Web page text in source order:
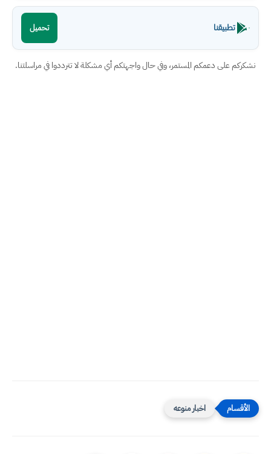
تطبيقنا تحميل
نشكركم على دعمكم المستمر، وفي حال واجهتكم أي مشكلة لا تترددوا في مراسلتنا.
اخبار منوعه